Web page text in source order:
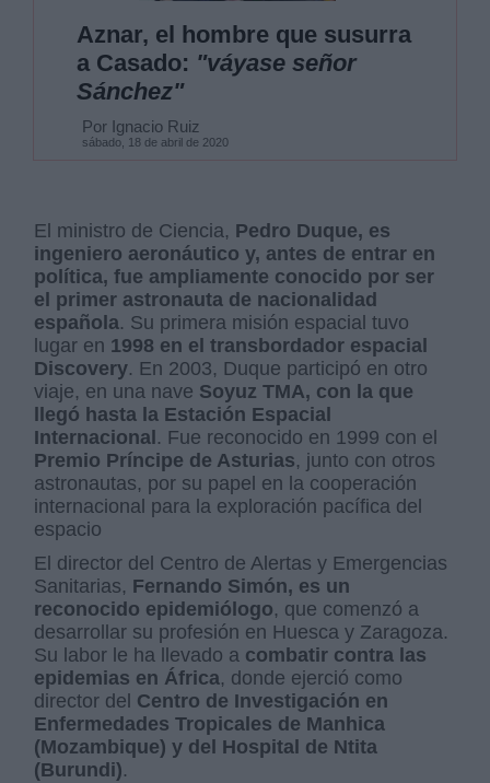
Aznar, el hombre que susurra
a Casado: "váyase señor
Sánchez"
Por Ignacio Ruiz
sábado, 18 de abril de 2020
El ministro de Ciencia, Pedro Duque, es
ingeniero aeronáutico y, antes de entrar en
política, fue ampliamente conocido por ser
el primer astronauta de nacionalidad
española. Su primera misión espacial tuvo
lugar en 1998 en el transbordador espacial
Discovery. En 2003, Duque participó en otro
viaje, en una nave Soyuz TMA, con la que
llegó hasta la Estación Espacial
Internacional . Fue reconocido en 1999 con el
Premio Príncipe de Asturias, junto con otros
astronautas, por su papel en la cooperación
internacional para la exploración pacífica del
espacio
El director del Centro de Alertas y Emergencias
Sanitarias, Fernando Simón, es un
reconocido epidemiólogo, que comenzó a
desarrollar su profesión en Huesca y Zaragoza.
Su labor le ha llevado a combatir contra las
epidemias en África, donde ejerció como
director del Centro de Investigación en
Enfermedades Tropicales de Manhica
(Mozambique) y del Hospital de Ntita
(Burundi).